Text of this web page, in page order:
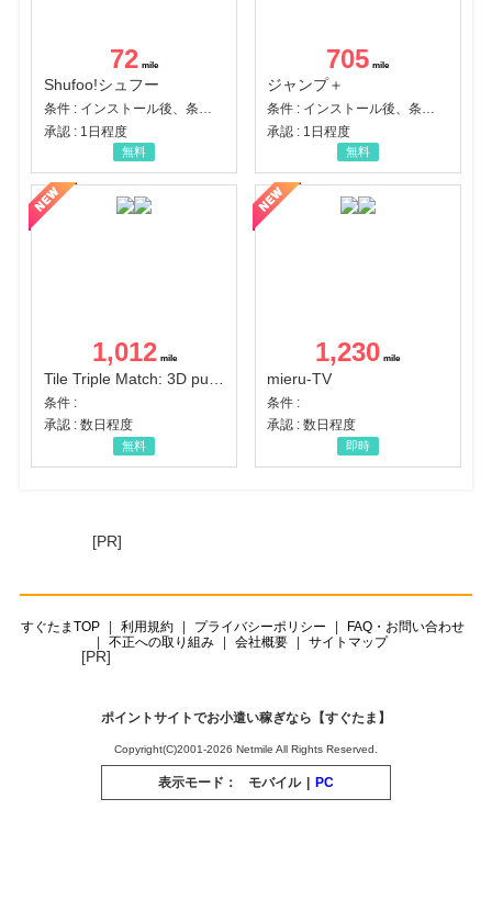
72
Shufoo!シュフー
条件 : インストール後、条件達成
承認 : 1日程度
無料
705
ジャンプ＋
条件 : インストール後、条件達成
承認 : 1日程度
無料
1,012
条件 :
承認 : 数日程度
無料
1,230
mieru-TV
条件 :
承認 : 数日程度
即時
[PR]
すぐたまTOP 利用規約 プライバシーポリシー
FAQ・お問い合わせ
不正への取り組み
会社概要 サイトマップ
[PR]
ポイントサイトでお小遣い稼ぎなら【すぐたま】
Copyright(C)2001-2026 Netmile All Rights Reserved.
表示モード： モバイル | PC